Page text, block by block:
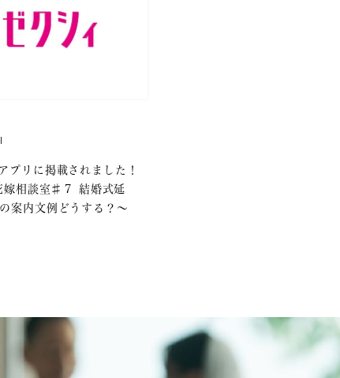
プリに掲載されました！
嫁相談室♯７ 結婚式延
案内文例どうする？～